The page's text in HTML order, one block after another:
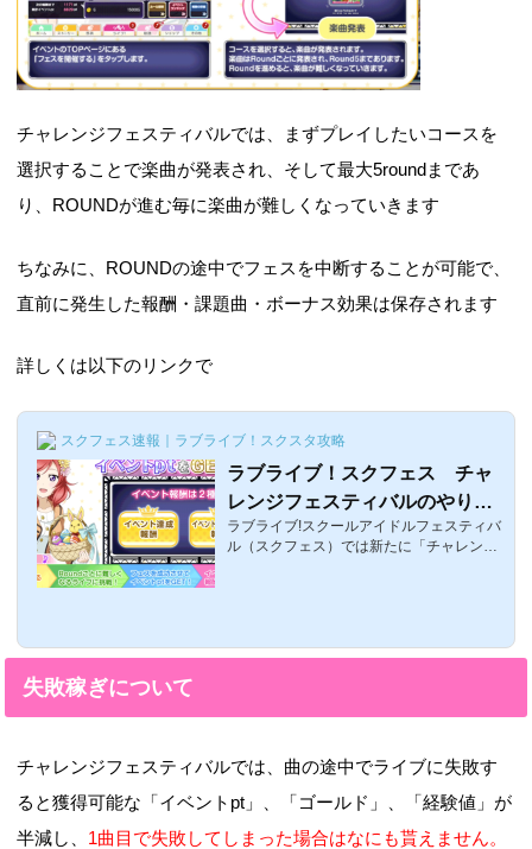
チャレンジフェスティバルでは、まずプレイしたいコースを
選択することで楽曲が発表され、そして最大5roundまであ
り、ROUNDが進む毎に楽曲が難しくなっていきます
ちなみに、ROUNDの途中でフェスを中断することが可能で、
直前に発生した報酬・課題曲・ボーナス効果は保存されます
詳しくは以下のリンクで
スクフェス速報｜ラブライブ！スクスタ攻略
ラブライブ！スクフェス チャ
レンジフェスティバルのやり
方・遊び方・経験値など
ラブライブ!スクールアイドルフェスティバ
ル（スクフェス）では新たに「チャレンジ
おける基本的なやり方と参加方法・経験値
選択する画面になります。コースは４種類
失敗稼ぎについて
チャレンジフェスティバルでは、曲の途中でライブに失敗す
ると獲得可能な「イベントpt」、「ゴールド」、「経験値」が
半減し、 1曲目で失敗してしまった場合はなにも貰えません。